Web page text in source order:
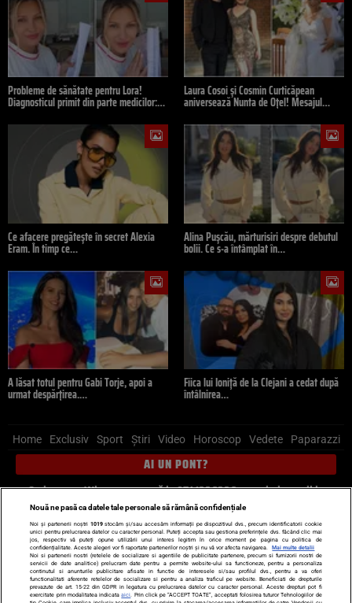
Probleme de sănătate pentru Lora!
Diagnosticul primit din parte medicilor:…
Laura Cosoi și Cosmin Curticăpean
aniversează Nunta de Oțel! Mesajul…
Ce afacere pregătește în secret Alexia
Eram. În timp ce…
Alina Pușcău, mărturisiri despre debutul
bolii. Ce s-a întâmplat în…
A lăsat totul pentru Gabi Torje, apoi a
urmat despărțirea.…
Fiica lui Ioniță de la Clejani a cedat după
întâlnirea…
Home Exclusiv Sport Știri Video Horoscop Vedete Paparazzi
AI UN PONT?
Scrie-ne pe Whatsapp, sună la 0741226226 sau trimite mail la
pont@cancan.ro
Știri interne Știri externe
Politică
Ultimele stiri
Diete Insula Iubirii Dictionar de vise
LIFE STYLE
Horoscop
Nouă ne pasă ca datele tale personale să rămână confidențiale
Noi și partenerii noștri 1019stocăm și/sau accesăm informații pe dispozitivul dvs., precum identificatorii cookie
unici pentru prelucrarea datelor cu caracter personal. Puteți accepta sau gestiona preferințele dvs. făcând clic mai
jos, respectiv vă puteți opune utilizării unui interes legitim în orice moment pe pagina cu politica de
confidențialitate. Aceste alegeri vor fi raportate partenerilor noștri și nu vă vor afecta navigarea.
Mai multe detalii
Noi si partenerii nostri (retelele de socializare si agentiile de publicitate partenere, precum si furnizorii nostri de
servicii de date analitice) prelucram date pentru a permite website-ului sa functioneze, pentru a personaliza
continutul si anunturile publicitare afisate in functie de interesele si/sau profilul dvs., pentru a va oferi
functionalitati aferente retelelor de socializare si pentru a analiza traficul pe website. Beneficiati de drepturile
prevazute de art. 15-22 din GDPR in legatura cu prelucrarea datelor cu caracter personal. Aceste drepturi pot fi
exercitate prin modalitatea indicataaici . Prin click pe “ACCEPT TOATE”, acceptati folosirea tuturor Tehnologiilor de